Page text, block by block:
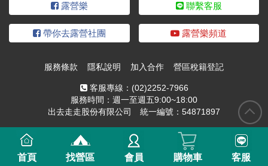
露營樂 聯繫客服
帶你去露營社團 露營樂頻道
服務條款 隱私說明 加入合作 營區稅籍登記
客服專線： (02)2252-7966
服務時間：週一至週五9:00~18:00
出去走走股份有限公司 統一編號：54871897
首頁 找營區 會員 購物車 客服